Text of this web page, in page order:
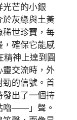
光芒的小銀
於灰綠與土黃
稀世珍寶，每
，確保它能感
神上達到圓
靈交流時，外
勁的信號。首
發出了一個持
嚕——」聲。